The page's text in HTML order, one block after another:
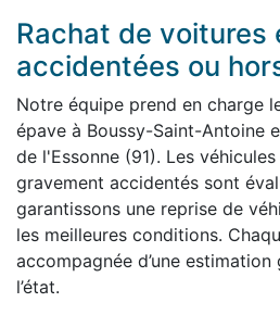
Rachat de voitures
accidentées ou
Notre équipe prend en charge
épave à Boussy-Saint-Antoine
de l'Essonne (91). Les
gravement accidentés sont
garantissons une reprise de
les meilleures conditions.
accompagnée d’une
l’état.